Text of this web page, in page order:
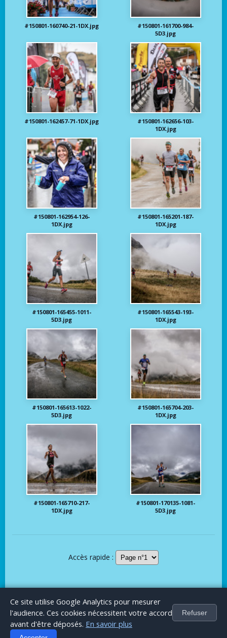
#150801-160740-21-1DX.jpg
#150801-161700-984-
5D3.jpg
#150801-162457-71-1DX.jpg
#150801-162656-103-
1DX.jpg
#150801-162954-126-
1DX.jpg
#150801-165201-187-
1DX.jpg
#150801-165455-1011-
5D3.jpg
#150801-165543-193-
1DX.jpg
#150801-165613-1022-
5D3.jpg
#150801-165704-203-
1DX.jpg
#150801-165710-217-
1DX.jpg
#150801-170135-1081-
5D3.jpg
Accès rapide :
Le BlogPublicité Articles invitésMentions Légales
Hall of fame
© 2002-26Sport Axon— Tous droits réservés. Reproduction
Ce site utilise Google Analytics pour mesurer
l'audience. Ces cookies nécessitent votre accord
avant d'être déposés. En savoir plus
Refuser